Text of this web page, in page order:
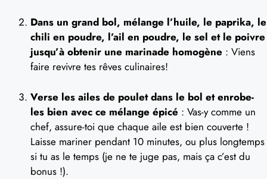
Dans un grand bol, mélange l’huile, le paprika, le
chili en poudre, l’ail en poudre, le sel et le poivre
jusqu’à obtenir une marinade homogène : Viens
faire revivre tes rêves culinaires!
Verse les ailes de poulet dans le bol et enrobe-
les bien avec ce mélange épicé : Vas-y comme un
chef, assure-toi que chaque aile est bien couverte !
Laisse mariner pendant 10 minutes, ou plus longtemps
si tu as le temps (je ne te juge pas, mais ça c’est du
bonus !).